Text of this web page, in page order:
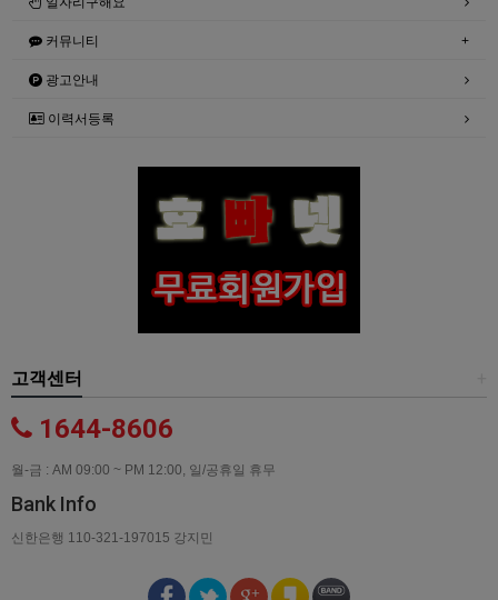
커뮤니티
광고안내
이력서등록
고객센터
1644-8606
월-금 : AM 09:00 ~ PM 12:00, 일/공휴일 휴무
Bank Info
신한은행 110-321-197015 강지민